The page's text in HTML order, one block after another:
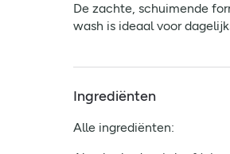
De zachte, schuimende
wash is ideaal voor
Ingrediënten
Alle ingrediënten: